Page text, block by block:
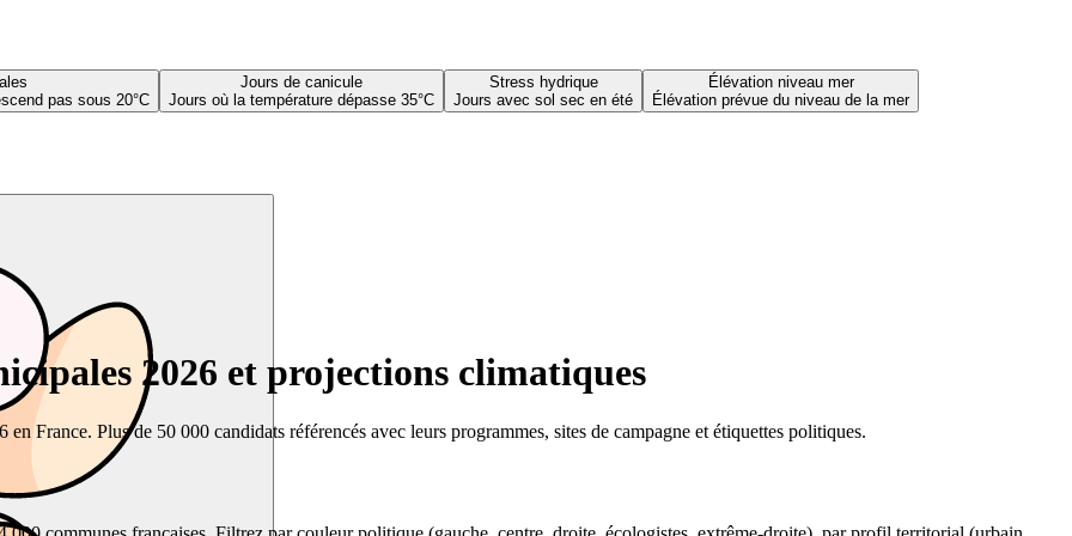
pas sous 20°C
Jours de canicule
Jours où la température dépasse 35°C
Stress hydrique
Jours avec sol sec en été
Élévation niveau mer
Élévation prévue du niveau de la mer
2026 et projections climatiques
France. Plus de 50 000 candidats référencés avec leurs programmes, sites de campagne et étiquettes politiques.